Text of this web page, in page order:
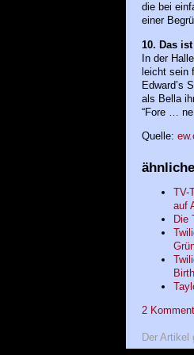
die bei
einer
10. Das
In der
leicht sein
Edward’s
als Bella
“Fore …
Quelle:
TV-
auf
Die
2
Der